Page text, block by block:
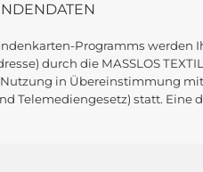
Programms werden
durch die MASSLOS
in Übereinstimmung
Telemediengesetz) statt.